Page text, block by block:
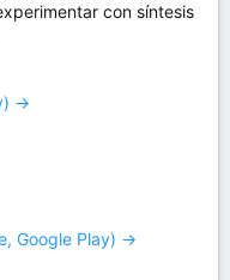
con síntesis
→
Google Play) →